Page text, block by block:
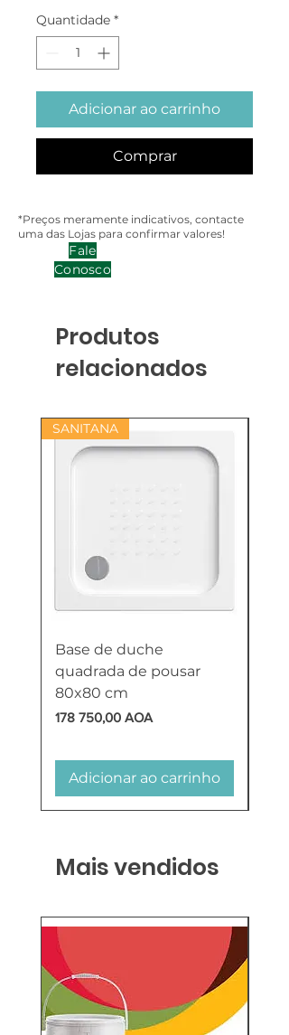
Quantidade *
Adicionar ao carrinho
Comprar
*Preços meramente indicativos, contacte
uma das Lojas para confirmar valores!
Fale
Conosco
Produtos
relacionados
SANITANA
Base de duche
quadrada de pousar
80x80 cm
Preço
178 750,00 AOA
Adicionar ao carrinho
Mais vendidos